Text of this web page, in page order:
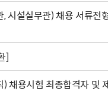
시설실무관) 채용 서류전
]
채용시험 최종합격자 및